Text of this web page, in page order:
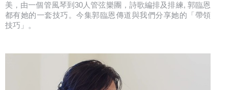
美，由一個管風琴到30人管弦樂團，詩歌編排及排練, 郭臨恩
都有她的一套技巧。今集郭臨恩傳道與我們分享她的「帶領
技巧」。